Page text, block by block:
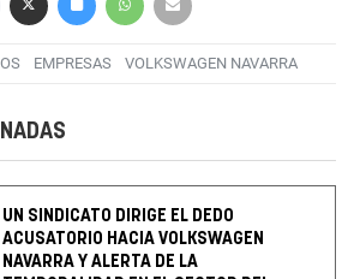
EMPRESAS VOLKSWAGEN NAVARRA
UN SINDICATO DIRIGE EL DEDO
ACUSATORIO HACIA VOLKSWAGEN
NAVARRA Y ALERTA DE LA